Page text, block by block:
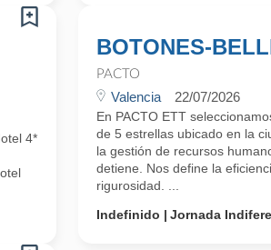
4*
BOTONES-
PACTO
Valencia 22/07/2026
En PACTO ETT
de 5 estrellas ubicado en la
la gestión de recursos
detiene. Nos define la
rigurosidad. ...
Indefinido
Jornada